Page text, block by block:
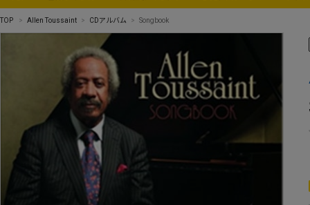
TOP Allen Toussaint CDアルバム Songbook